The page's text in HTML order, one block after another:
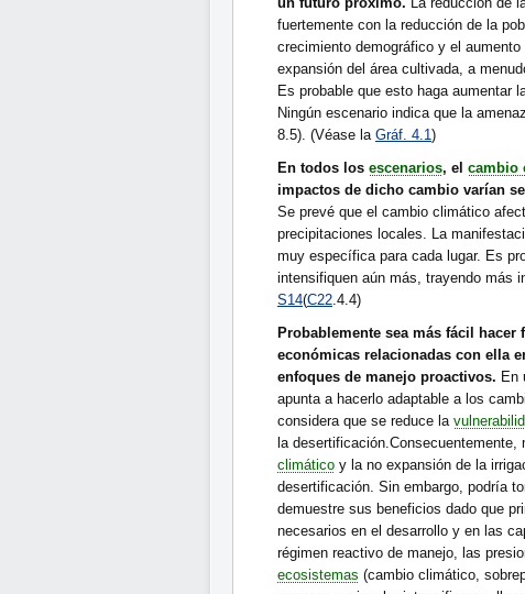
fuertemente con la reducción de la
crecimiento demográfico y el
expansión del área cultivada, a
Es probable que esto haga aumentar
Ningún escenario indica que la
8.5). (Véase la Gráf. 4.1)
En todos los escenarios, el cambio
impactos de dicho cambio varían
Se prevé que el cambio climático
precipitaciones locales. La
muy específica para cada lugar. Es
intensifiquen aún más, trayendo más
S14(C22.4.4)
Probablemente sea más fácil hacer
económicas relacionadas con ella
enfoques de manejo proactivos. En
apunta a hacerlo adaptable a los
considera que se reduce la
la
climático y la no expansión de la
desertificación. Sin embargo, podría
demuestre sus beneficios dado que
necesarios en el desarrollo y en las
régimen reactivo de manejo, las
ecosistemas (cambio climático,